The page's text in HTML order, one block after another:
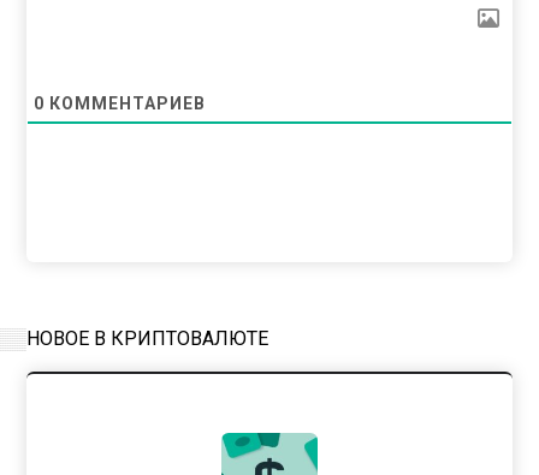
0 КОММЕНТАРИЕВ
НОВОЕ В КРИПТОВАЛЮТЕ